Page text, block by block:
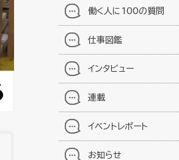
働く人に100の質問
仕事図鑑
インタビュー
連載
イベントレポート
お知らせ